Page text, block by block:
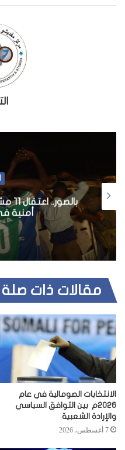
أمنية
مقالات ذات صلة
الانتخابات الصومالية في عام
2026م بين التوافق السياسي
والإرادة الشعبية
7 أغسطس، 2026